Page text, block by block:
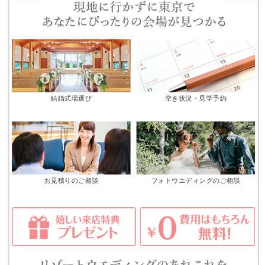
結婚式場選び 空き状況・見学予約
お見積りのご相談 フォトウエディングのご相談